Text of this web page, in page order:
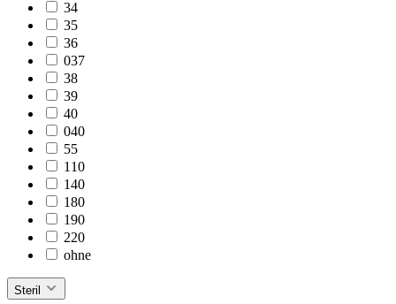
34
35
36
037
38
39
40
040
55
110
140
180
190
220
ohne
Steril